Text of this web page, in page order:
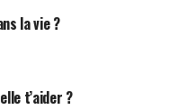
la vie ?
t’aider ?